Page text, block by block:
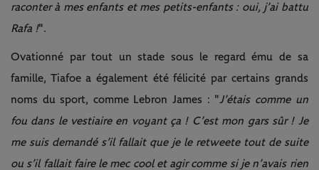
raconter à mes enfants et mes petits-enfants : oui, j’ai battu
Rafa !".
Ovationné par tout un stade sous le regard ému de sa
famille, Tiafoe a également été félicité par certains grands
noms du sport, comme Lebron James : "J’étais comme un
fou dans le vestiaire en voyant ça ! C’est mon gars sûr ! Je
me suis demandé s’il fallait que je le retweete tout de suite
ou s’il fallait faire le mec cool et agir comme si je n’avais rien